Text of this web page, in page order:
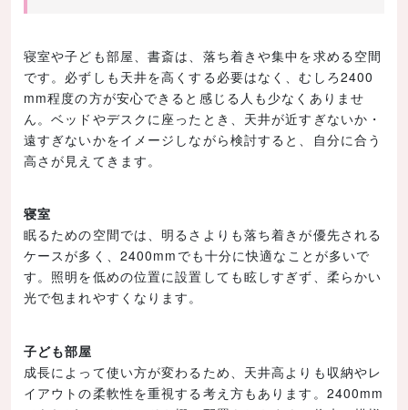
寝室や子ども部屋、書斎は、落ち着きや集中を求める空間
です。必ずしも天井を高くする必要はなく、むしろ2400
mm程度の方が安心できると感じる人も少なくありませ
ん。ベッドやデスクに座ったとき、天井が近すぎないか・
遠すぎないかをイメージしながら検討すると、自分に合う
高さが見えてきます。
寝室
眠るための空間では、明るさよりも落ち着きが優先される
ケースが多く、2400mmでも十分に快適なことが多いで
す。照明を低めの位置に設置しても眩しすぎず、柔らかい
光で包まれやすくなります。
子ども部屋
成長によって使い方が変わるため、天井高よりも収納やレ
イアウトの柔軟性を重視する考え方もあります。2400mm